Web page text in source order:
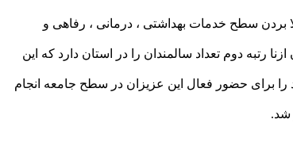
بردن سطح خدمات بهداشتی ، درمانی ، رفاهی و
دوم تعداد سالمندان را در استان دارد که این
برای حضور فعال این عزیزان در سطح جامعه انجام
شد.